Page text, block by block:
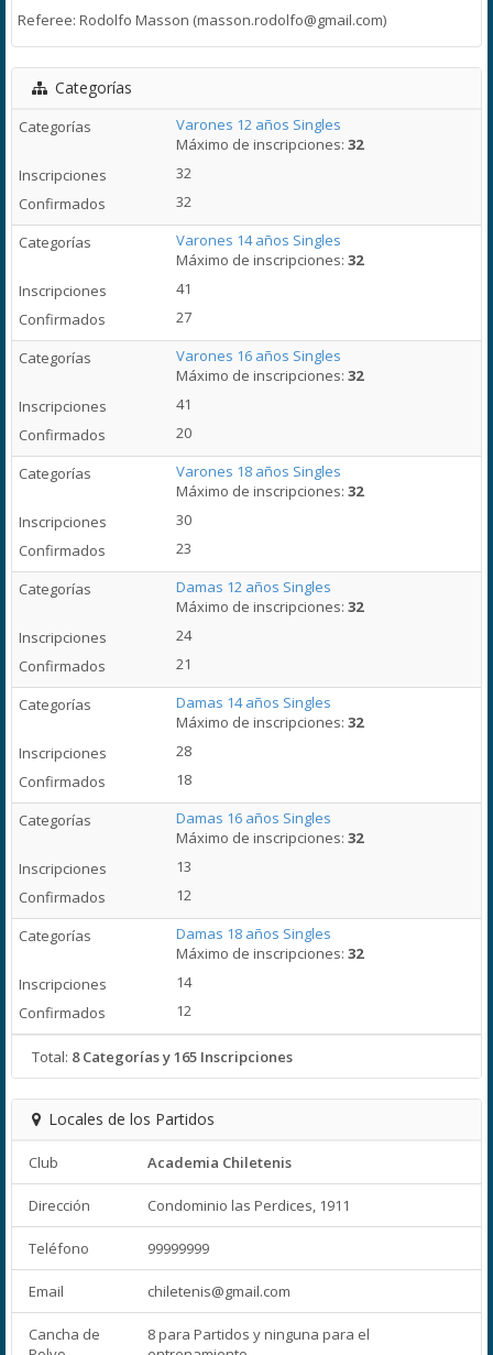
Referee: Rodolfo Masson (masson.rodolfo@gmail.com)
Categorías
Varones 12 años Singles
Máximo de inscripciones:32
32
32
Varones 14 años Singles
Máximo de inscripciones:32
41
27
Varones 16 años Singles
Máximo de inscripciones:32
41
20
Varones 18 años Singles
Máximo de inscripciones:32
30
23
Damas 12 años Singles
Máximo de inscripciones:32
24
21
Damas 14 años Singles
Máximo de inscripciones:32
28
18
Damas 16 años Singles
Máximo de inscripciones:32
13
12
Damas 18 años Singles
Máximo de inscripciones:32
14
12
Total: 8 Categorías y 165 Inscripciones
Locales de los Partidos
Club Academia Chiletenis
Dirección Condominio las Perdices, 1911
Teléfono 99999999
Email chiletenis@gmail.com
Cancha de
8 para Partidos y ninguna para el